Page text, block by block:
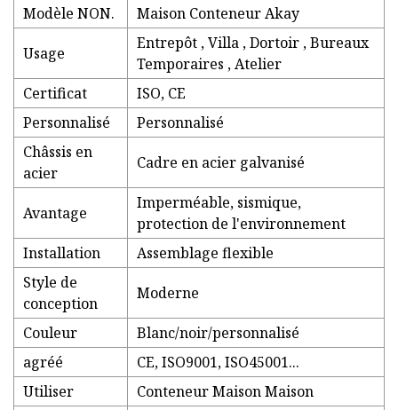
Modèle NON. Maison Conteneur Akay
Usage
Entrepôt , Villa , Dortoir , Bureaux
Temporaires , Atelier
Certificat
ISO, CE
Personnalisé
Personnalisé
Châssis en
acier
Cadre en acier galvanisé
Avantage
Imperméable, sismique,
protection de l'environnement
Installation
Assemblage flexible
Style de
conception
Moderne
Couleur
Blanc/noir/personnalisé
agréé
CE, ISO9001, ISO45001...
Utiliser
Conteneur Maison Maison